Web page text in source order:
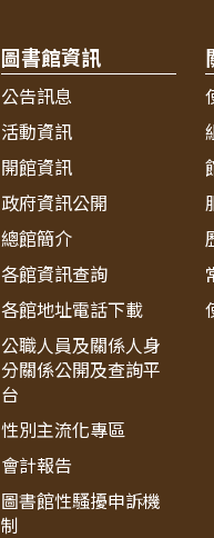
圖書館資訊
公告訊息
活動資訊
開館資訊
政府資訊公開
總館簡介
各館資訊查詢
各館地址電話下載
公職人員及關係人身
分關係公開及查詢平
台
性別主流化專區
會計報告
圖書館性騷擾申訴機
制